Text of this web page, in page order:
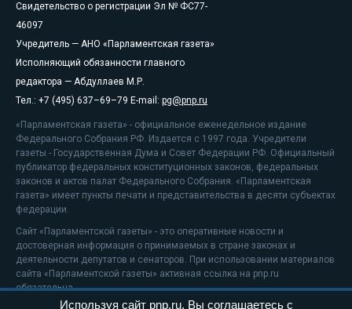
Свидетельство о регистрации Эл № ФС77-
46097
Учредитель — АНО «Парламентская газета»
Исполняющий обязанности главного
редактора — Абдуллаев М.Р.
Тел.: +7 (495) 637–69–79 E-mail: pg@pnp.ru
«Парламентская газета» - официальное еженедельное издание
Федерального Собрания РФ. Издается с 1997 года. Учредители
газеты - Государственная Дума и Совет Федерации РФ. Официальный
публикатор федеральных конституционных законов, федеральных
законов и актов палат Федерального Собрания. «Парламентская
газета» имеет пункты печати и представительства в десяти субъектах
федерации.
Сайт «Парламентской газеты» - это оперативные новости и
достоверная информация о принимаемых в стране законах и
деятельности депутатов и сенаторов. При использовании материалов
сайта «Парламентской газеты» активная ссылка на pnp.ru
обязательна.
Используя сайт pnp.ru, Вы соглашаетесь с